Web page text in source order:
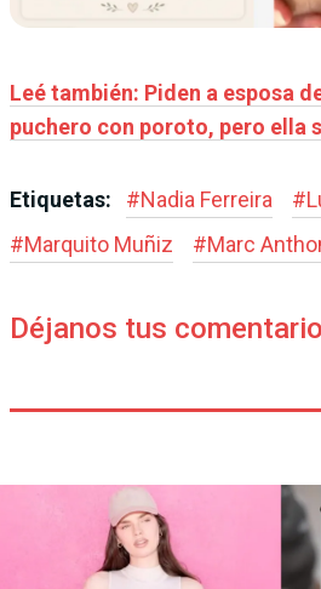
Leé también: Piden a esposa
puchero con poroto, pero ella
Etiquetas: #Nadia Ferreira #
#Marquito Muñiz #Marc
Déjanos tus